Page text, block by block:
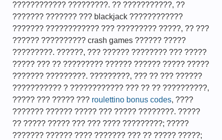
???????????? ?????????. ?? ???????????, ??
??????? ??????? ??? blackjack ????????????
??????? ???????????? ??? ????????? ?????, ?? ???
?????? ?????????? crash games ?????? ?????
?????????. ??????, ??? ?????? ???????? ??? ?????
????? ??? ?? ????????? ?????? ?????? ????? ?????
??????? ?????????. ?????????, ??? ?? ??? ??????
??????????? ? ???????????? ??? ?? ?? ??????????,
????? ??? ????? ??? roulettino bonus codes, ????
??????? ?????? ????? ??? ????? ????????. ?????
?? ????? ????? ??? ??? ???? ?????????; ?????
??????? ?????? ???? ??????? ??? ?? ????? ?????;